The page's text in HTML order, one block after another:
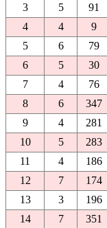
3
5 91
4
4 9
5
6 79
6
5 30
7
4 76
8
6 347
9
4 281
10
5 283
11
4 186
12
7 174
13
3 196
14
7 351